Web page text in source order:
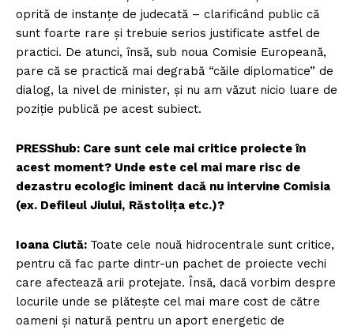
oprită de instanțe de judecată – clarificând public că
sunt foarte rare și trebuie serios justificate astfel de
practici. De atunci, însă, sub noua Comisie Europeană,
pare că se practică mai degrabă “căile diplomatice” de
dialog, la nivel de minister, și nu am văzut nicio luare de
poziție publică pe acest subiect.
PRESShub: Care sunt cele mai critice proiecte în
acest moment? Unde este cel mai mare risc de
dezastru ecologic iminent dacă nu intervine Comisia
(ex. Defileul Jiului, Răstolița etc.)?
Ioana Ciută: Toate cele nouă hidrocentrale sunt critice,
pentru că fac parte dintr-un pachet de proiecte vechi
care afectează arii protejate. Însă, dacă vorbim despre
locurile unde se plătește cel mai mare cost de către
oameni și natură pentru un aport energetic de